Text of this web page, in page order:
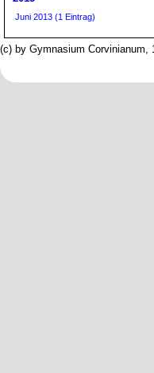
Juni 2013 (1 Eintrag)
(c) by Gymnasium Corvinianum,